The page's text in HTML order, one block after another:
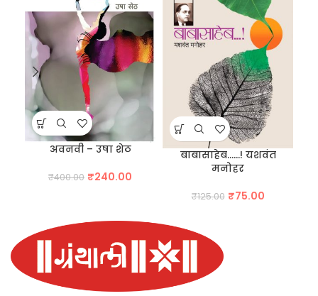
अवनवी – उषा शेठ
₹400.00 Original
₹240.00
बाबासाहेब……! यशवंत
मनोहर
₹125.00 Original
₹75.00Current